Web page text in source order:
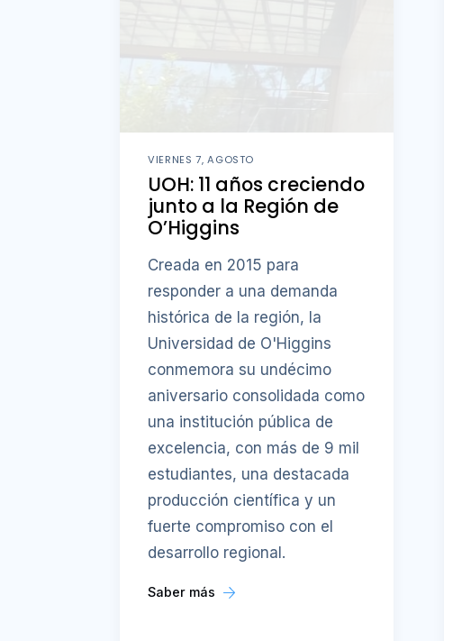
VIERNES 7, AGOSTO
UOH: 11 años creciendo
junto a la Región de
O’Higgins
Creada en 2015 para
responder a una demanda
histórica de la región, la
Universidad de O'Higgins
conmemora su undécimo
aniversario consolidada como
una institución pública de
excelencia, con más de 9 mil
estudiantes, una destacada
producción científica y un
fuerte compromiso con el
desarrollo regional.
Saber más